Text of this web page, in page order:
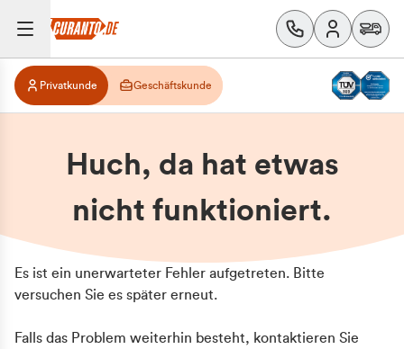
Privatkunde Geschäftskunde
Huch, da hat etwas
nicht funktioniert.
Es ist ein unerwarteter Fehler aufgetreten. Bitte
versuchen Sie es später erneut.
Falls das Problem weiterhin besteht, kontaktieren Sie